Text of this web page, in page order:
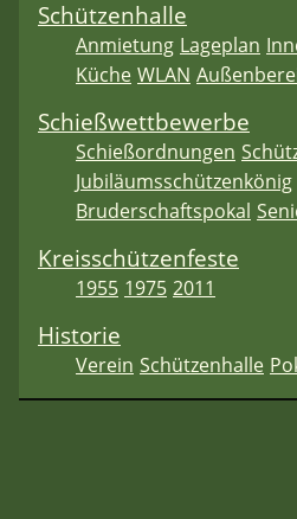
Schützenhalle
Anmietung Lageplan
Küche WLAN
Schießwettbewerbe
Schießordnungen
Jubiläumsschützenkönig
Bruderschaftspokal
Kreisschützenfeste
1955 1975 2011
Historie
Verein Schützenhalle